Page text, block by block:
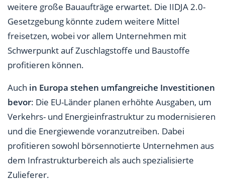
weitere große Bauaufträge erwartet. Die IIDJA 2.0-
Gesetzgebung könnte zudem weitere Mittel
freisetzen, wobei vor allem Unternehmen mit
Schwerpunkt auf Zuschlagstoffe und Baustoffe
profitieren können.
Auch in Europa stehen umfangreiche Investitionen
bevor: Die EU-Länder planen erhöhte Ausgaben, um
Verkehrs- und Energieinfrastruktur zu modernisieren
und die Energiewende voranzutreiben. Dabei
profitieren sowohl börsennotierte Unternehmen aus
dem Infrastrukturbereich als auch spezialisierte
Zulieferer.